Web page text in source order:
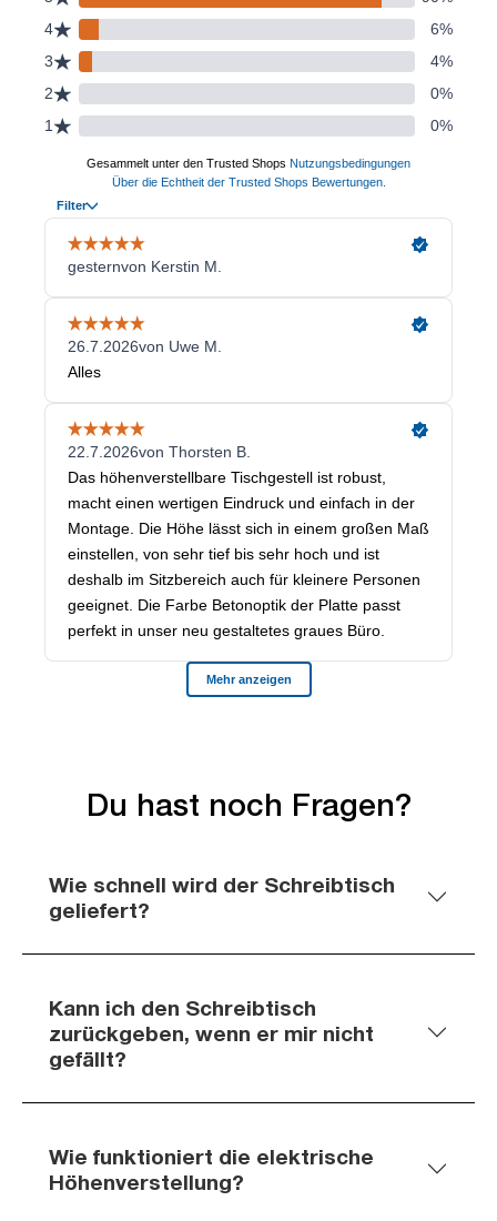
Du hast noch Fragen?
Wie schnell wird der Schreibtisch
geliefert?
Kann ich den Schreibtisch
zurückgeben, wenn er mir nicht
gefällt?
Wie funktioniert die elektrische
Höhenverstellung?